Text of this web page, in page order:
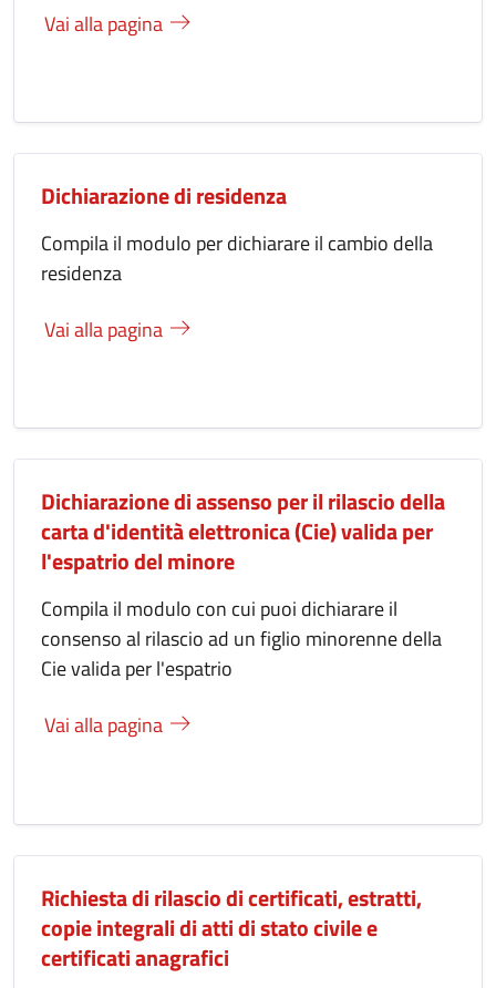
Vai alla pagina
Dichiarazione di residenza
Compila il modulo per dichiarare il cambio della
residenza
Vai alla pagina
Dichiarazione di assenso per il rilascio della
carta d'identità elettronica (Cie) valida per
l'espatrio del minore
Compila il modulo con cui puoi dichiarare il
consenso al rilascio ad un figlio minorenne della
Cie valida per l'espatrio
Vai alla pagina
Richiesta di rilascio di certificati, estratti,
copie integrali di atti di stato civile e
certificati anagrafici